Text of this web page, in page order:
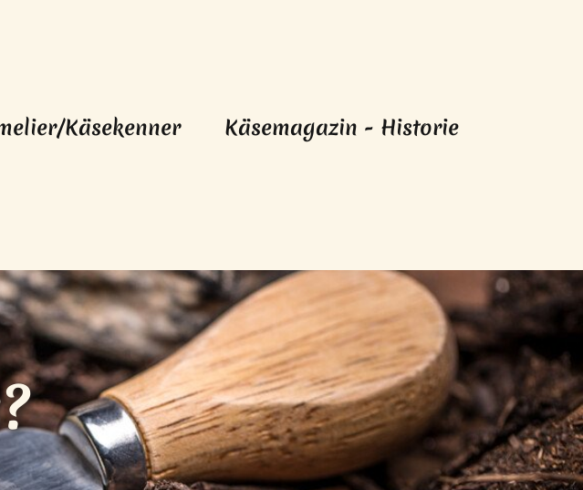
Käsekenner Käsemagazin - Historie